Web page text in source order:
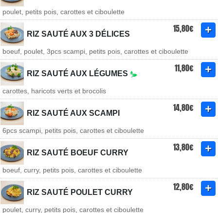
poulet, petits pois, carottes et ciboulette
RIZ SAUTÉ AUX 3 DÉLICES 15,80€
boeuf, poulet, 3pcs scampi, petits pois, carottes et ciboulette
RIZ SAUTÉ AUX LÉGUMES 11,80€
carottes, haricots verts et brocolis
RIZ SAUTÉ AUX SCAMPI 14,80€
6pcs scampi, petits pois, carottes et ciboulette
RIZ SAUTÉ BOEUF CURRY 13,80€
boeuf, curry, petits pois, carottes et ciboulette
RIZ SAUTÉ POULET CURRY 12,80€
poulet, curry, petits pois, carottes et ciboulette